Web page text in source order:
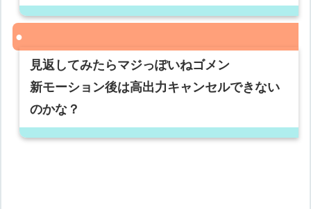
見返してみたらマジっぽいねゴメン
新モーション後は高出力キャンセルできない
のかな？